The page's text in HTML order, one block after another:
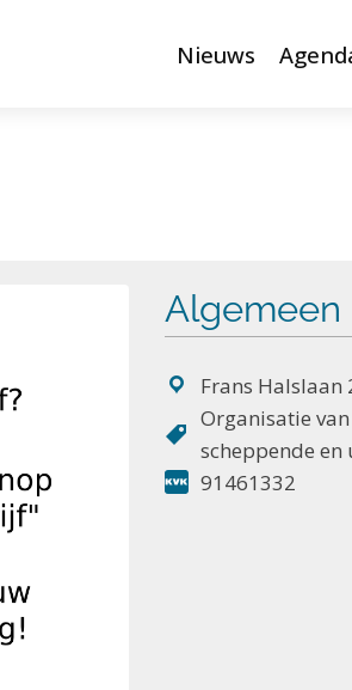
Nieuws
Algemeen
Frans Halslaan
Organisatie
scheppende
91461332